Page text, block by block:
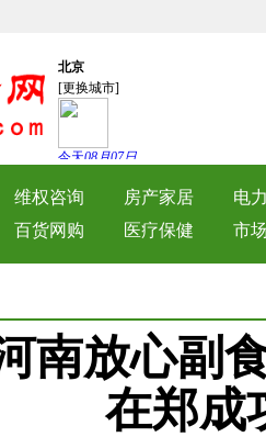
维权咨询 房产家居
电
百货网购 医疗保健 市
南放心副
在郑成